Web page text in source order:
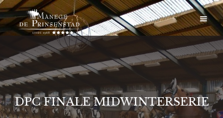
DPC FINALE MIDWINTERSERIE